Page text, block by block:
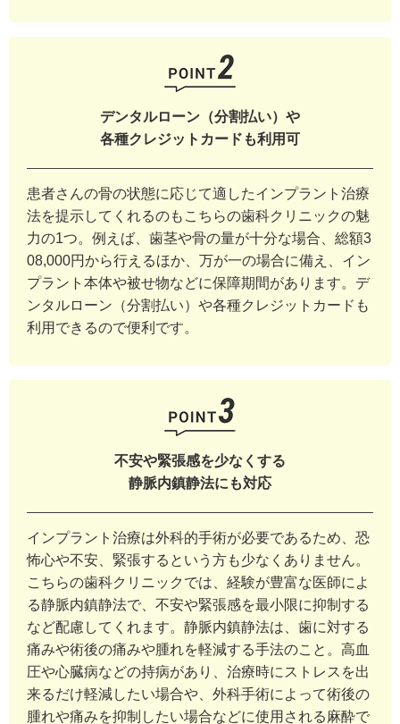
デンタルローン（分割払い）や
各種クレジットカードも利用可
患者さんの骨の状態に応じて適したインプラント治療
法を提示してくれるのもこちらの歯科クリニックの魅
力の1つ。例えば、歯茎や骨の量が十分な場合、総額3
08,000円から行えるほか、万が一の場合に備え、イン
プラント本体や被せ物などに保障期間があります。デ
ンタルローン（分割払い）や各種クレジットカードも
利用できるので便利です。
不安や緊張感を少なくする
静脈内鎮静法にも対応
インプラント治療は外科的手術が必要であるため、恐
怖心や不安、緊張するという方も少なくありません。
こちらの歯科クリニックでは、経験が豊富な医師によ
る静脈内鎮静法で、不安や緊張感を最小限に抑制する
など配慮してくれます。静脈内鎮静法は、歯に対する
痛みや術後の痛みや腫れを軽減する手法のこと。高血
圧や心臓病などの持病があり、治療時にストレスを出
来るだけ軽減したい場合や、外科手術によって術後の
腫れや痛みを抑制したい場合などに使用される麻酔で